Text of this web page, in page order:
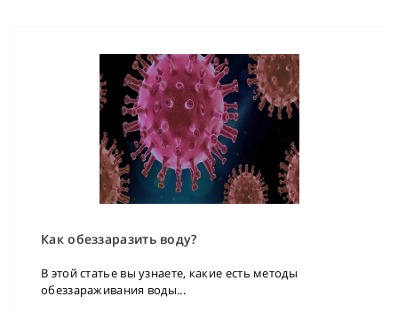
Как обеззаразить воду?
В этой статье вы узнаете, какие есть методы
обеззараживания воды...